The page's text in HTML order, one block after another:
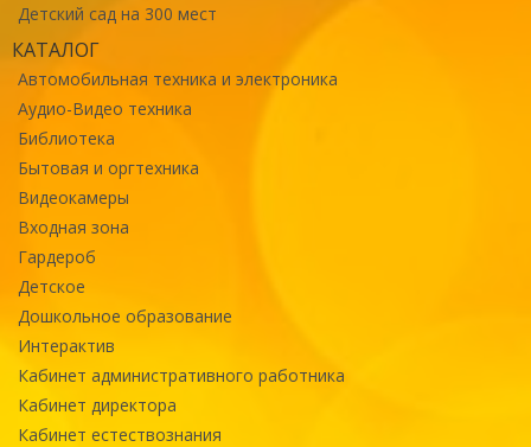
Детский сад на 300 мест
КАТАЛОГ
Автомобильная техника и электроника
Аудио-Видео техника
Библиотека
Бытовая и оргтехника
Видеокамеры
Входная зона
Гардероб
Детское
Дошкольное образование
Интерактив
Кабинет административного работника
Кабинет директора
Кабинет естествознания